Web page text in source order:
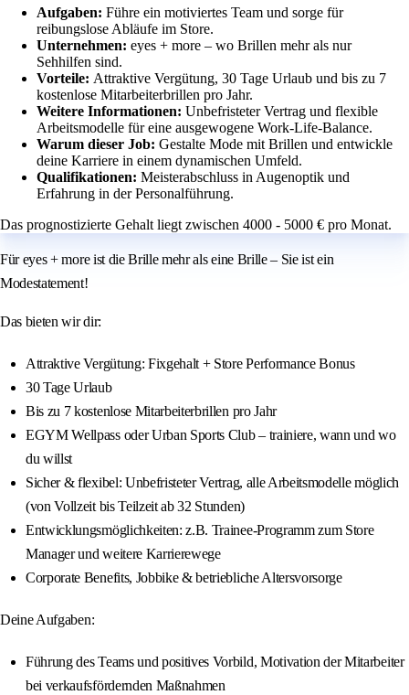
Aufgaben: Führe ein motiviertes Team und sorge für
reibungslose Abläufe im Store.
Unternehmen: eyes + more – wo Brillen mehr als nur
Sehhilfen sind.
Vorteile: Attraktive Vergütung, 30 Tage Urlaub und bis zu 7
kostenlose Mitarbeiterbrillen pro Jahr.
Weitere Informationen: Unbefristeter Vertrag und flexible
Arbeitsmodelle für eine ausgewogene Work-Life-Balance.
Warum dieser Job: Gestalte Mode mit Brillen und entwickle
deine Karriere in einem dynamischen Umfeld.
Qualifikationen: Meisterabschluss in Augenoptik und
Erfahrung in der Personalführung.
Das prognostizierte Gehalt liegt zwischen 4000 - 5000 € pro Monat.
Für eyes + more ist die Brille mehr als eine Brille – Sie ist ein
Modestatement!
Das bieten wir dir:
Attraktive Vergütung: Fixgehalt + Store Performance Bonus
30 Tage Urlaub
Bis zu 7 kostenlose Mitarbeiterbrillen pro Jahr
EGYM Wellpass oder Urban Sports Club – trainiere, wann und wo
du willst
Sicher & flexibel: Unbefristeter Vertrag, alle Arbeitsmodelle möglich
(von Vollzeit bis Teilzeit ab 32 Stunden)
Entwicklungsmöglichkeiten: z.B. Trainee‑Programm zum Store
Manager und weitere Karrierewege
Corporate Benefits, Jobbike & betriebliche Altersvorsorge
Deine Aufgaben:
Führung des Teams und positives Vorbild, Motivation der Mitarbeiter
bei verkaufsfördernden Maßnahmen